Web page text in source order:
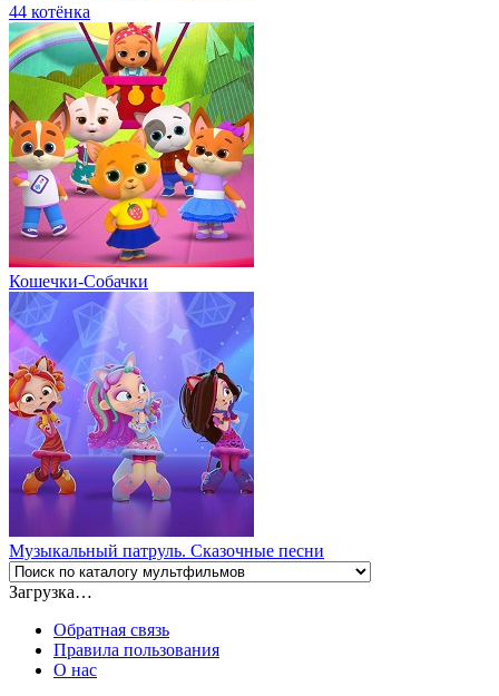
44 котёнка
Кошечки-Собачки
Музыкальный патруль. Сказочные песни
Загрузка…
Обратная связь
Правила пользования
О нас